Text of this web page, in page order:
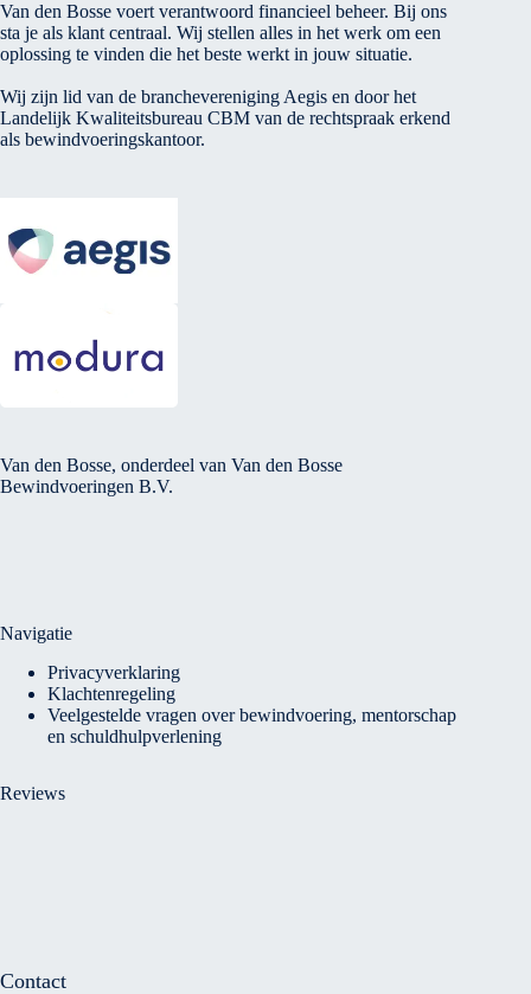
Van den Bosse voert verantwoord financieel beheer. Bij ons
sta je als klant centraal. Wij stellen alles in het werk om een
oplossing te vinden die het beste werkt in jouw situatie.
Wij zijn lid van de branchevereniging Aegis en door het
Landelijk Kwaliteitsbureau CBM van de rechtspraak erkend
als bewindvoeringskantoor.
Van den Bosse, onderdeel van Van den Bosse
Bewindvoeringen B.V.
Navigatie
Privacyverklaring
Klachtenregeling
Veelgestelde vragen over bewindvoering, mentorschap
en schuldhulpverlening
Reviews
Contact